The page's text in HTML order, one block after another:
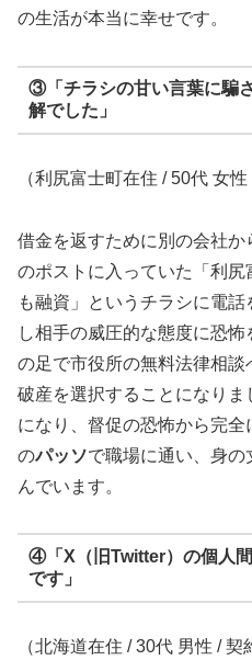
の生活が本当に幸せです。
③「チラシの甘い言葉に騙
解でした」
（利尻富士町在住 / 50代 女性
借金を返すために別の会社
のポストに入っていた「利
も融資」というチラシに電
し相手の威圧的な態度に恐
の足で市役所の無料法律相
破産を選択することになり
になり、督促の恐怖から完
のパッソで職場に通い、身の
んでいます。
④「X（旧Twitter）の個人
です」
（北海道在住 / 30代 男性 / 契